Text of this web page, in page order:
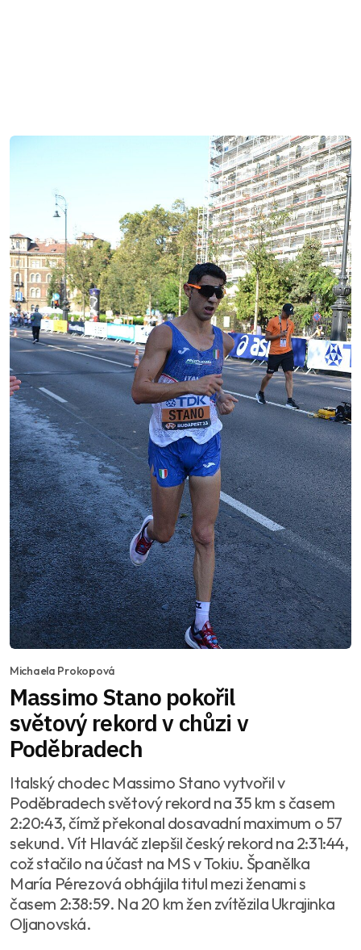
Michaela Prokopová
Massimo Stano pokořil
světový rekord v chůzi v
Poděbradech
Italský chodec Massimo Stano vytvořil v
Poděbradech světový rekord na 35 km s časem
2:20:43, čímž překonal dosavadní maximum o 57
sekund. Vít Hlaváč zlepšil český rekord na 2:31:44,
což stačilo na účast na MS v Tokiu. Španělka
María Pérezová obhájila titul mezi ženami s
časem 2:38:59. Na 20 km žen zvítězila Ukrajinka
Oljanovská.